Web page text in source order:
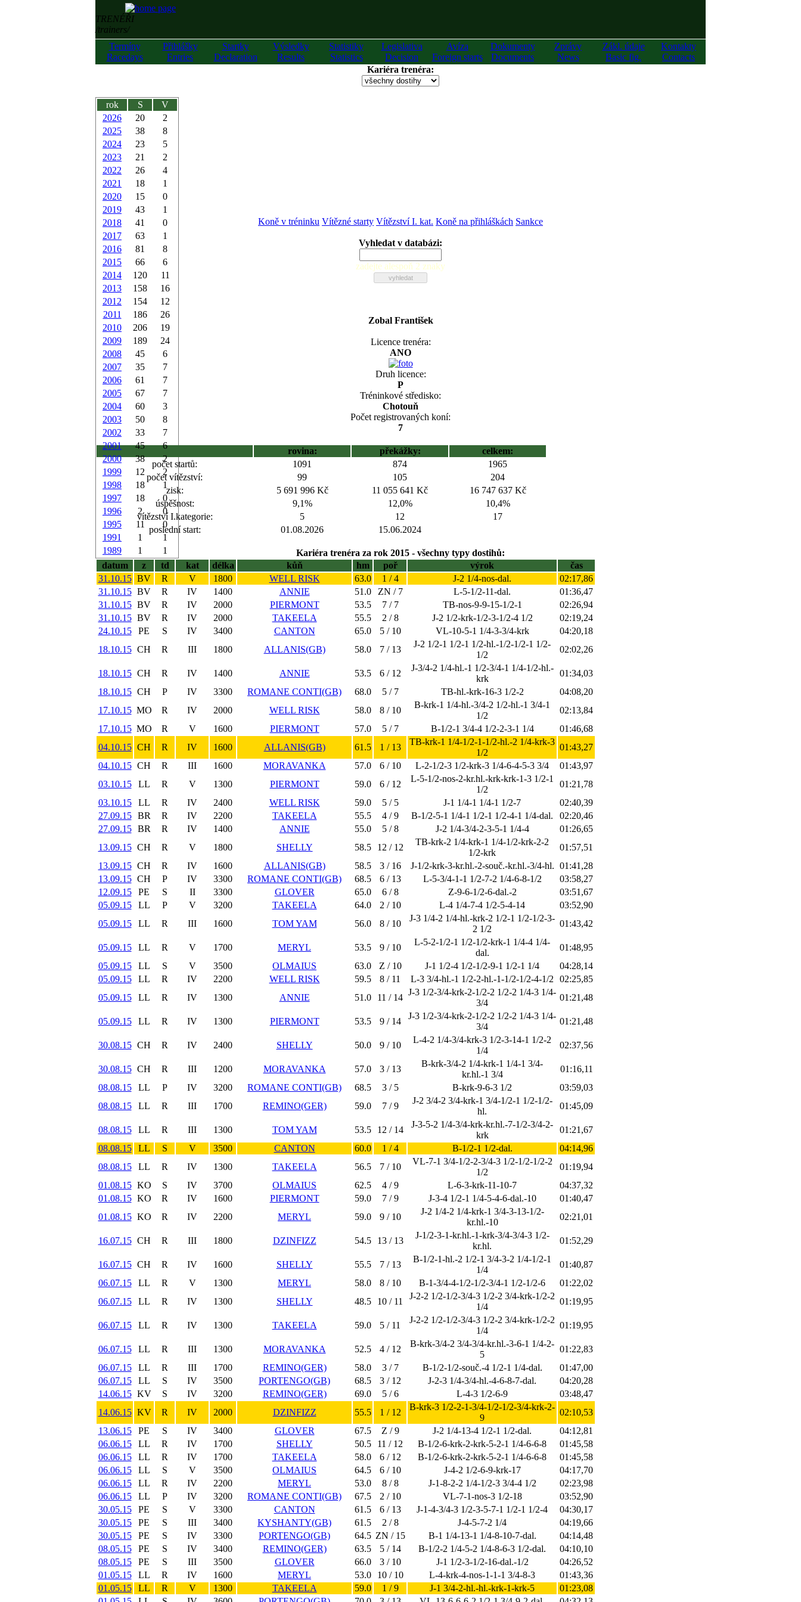
TRENÉŘI
/trainers/
Termíny
Racedays
Přihlášky
Entries
Startky
Declaration
Výsledky
Results
Statistiky
Statistics
Legislativa
Decision
Avíza
Foreign starts
Dokumenty
Documents
Zprávy
News
Zákl. údaje
Basic fig.
Kontakty
Contacts
Kariéra trenéra:
rok S
V
2026
20
2
2025
38
8
2024
23
5
2023
21
2
2022
26
4
2021
18
1
2020
15
0
2019
43
1
2018
41
0
2017
63
1
2016
81
8
2015
66
6
2014
120
11
2013
158
16
2012
154
12
2011
186
26
2010
206
19
2009
189
24
2008
45
6
2007
35
7
2006
61
7
2005
67
7
2004
60
3
2003
50
8
2002
33
7
2001
45
6
2000
38
2
1999
12
2
1998
18
1
1997
18
0
1996
2
0
1995
11
0
1991
1
1
1989
1 1
Koně v tréninku Vítězné starty Vítězství I. kat. Koně na přihláškách Sankce
Vyhledat v databázi:
zadejte alespoň 2 znaky
Zobal František
Licence trenéra:
ANO
Druh licence:
P
Tréninkové středisko:
Chotouň
Počet registrovaných koní:
7
rovina: překážky:
celkem:
počet startů:
1091 874
1965
počet vítězství:
99 105
204
zisk:
5 691 996 Kč 11 055 641 Kč
16 747 637 Kč
úspěšnost:
9,1% 12,0%
10,4%
vítězství I.kategorie:
5 12
17
poslední start:
01.08.2026 15.06.2024
Kariéra trenéra za rok 2015 - všechny typy dostihů:
datum
z td kat délka kůň hm poř výrok
čas
31.10.15 BV R V 1800 WELL RISK 63.0 1 / 4 J-2 1/4-nos-dal.
02:17,86
31.10.15 BV R IV 1400 ANNIE 51.0 ZN / 7 L-5-1/2-11-dal.
01:36,47
31.10.15 BV R IV 2000 PIERMONT 53.5 7 / 7 TB-nos-9-9-15-1/2-1
02:26,94
31.10.15 BV R IV 2000 TAKEELA 55.5 2 / 8 J-2 1/2-krk-1/2-3-1/2-4 1/2
02:19,24
24.10.15
PE S IV 3400 CANTON 65.0 5 / 10 VL-10-5-1 1/4-3-3/4-krk
04:20,18
18.10.15 CH R III 1800 ALLANIS(GB) 58.0 7 / 13
J-2 1/2-1 1/2-1 1/2-hl.-1/2-1/2-1 1/2-
1/2
02:02,26
18.10.15 CH R IV 1400 ANNIE 53.5 6 / 12
J-3/4-2 1/4-hl.-1 1/2-3/4-1 1/4-1/2-hl.-
krk
01:34,03
18.10.15 CH P IV 3300 ROMANE CONTI(GB) 68.0 5 / 7 TB-hl.-krk-16-3 1/2-2
04:08,20
17.10.15 MO R IV 2000 WELL RISK 58.0 8 / 10
B-krk-1 1/4-hl.-3/4-2 1/2-hl.-1 3/4-1
1/2
02:13,84
17.10.15 MO R V 1600 PIERMONT 57.0 5 / 7 B-1/2-1 3/4-4 1/2-2-3-1 1/4
01:46,68
04.10.15 CH R IV 1600 ALLANIS(GB) 61.5 1 / 13
TB-krk-1 1/4-1/2-1-1/2-hl.-2 1/4-krk-3
1/2
01:43,27
04.10.15 CH R III 1600 MORAVANKA 57.0 6 / 10 L-2-1/2-3 1/2-krk-3 1/4-6-4-5-3 3/4
01:43,97
03.10.15
LL R V 1300 PIERMONT 59.0 6 / 12
L-5-1/2-nos-2-kr.hl.-krk-krk-1-3 1/2-1
1/2
01:21,78
03.10.15
LL R IV 2400 WELL RISK 59.0 5 / 5 J-1 1/4-1 1/4-1 1/2-7
02:40,39
27.09.15
BR R IV 2200 TAKEELA 55.5 4 / 9 B-1/2-5-1 1/4-1 1/2-1 1/2-4-1 1/4-dal.
02:20,46
27.09.15
BR R IV 1400 ANNIE 55.0 5 / 8 J-2 1/4-3/4-2-3-5-1 1/4-4
01:26,65
13.09.15 CH R V 1800 SHELLY 58.5 12 / 12
TB-krk-2 1/4-krk-1 1/4-1/2-krk-2-2
1/2-krk
01:57,51
13.09.15 CH R IV 1600 ALLANIS(GB) 58.5 3 / 16 J-1/2-krk-3-kr.hl.-2-souč.-kr.hl.-3/4-hl. 01:41,28
13.09.15 CH P IV 3300 ROMANE CONTI(GB) 68.5 6 / 13 L-5-3/4-1-1 1/2-7-2 1/4-6-8-1/2
03:58,27
12.09.15
PE S II 3300 GLOVER 65.0 6 / 8 Z-9-6-1/2-6-dal.-2
03:51,67
05.09.15
LL P V 3200 TAKEELA 64.0 2 / 10 L-4 1/4-7-4 1/2-5-4-14
03:52,90
05.09.15
LL R III 1600 TOM YAM 56.0 8 / 10
J-3 1/4-2 1/4-hl.-krk-2 1/2-1 1/2-1/2-3-
2 1/2
01:43,42
05.09.15 LL R V 1700 MERYL 53.5 9 / 10
L-5-2-1/2-1 1/2-1/2-krk-1 1/4-4 1/4-
dal.
01:48,95
05.09.15
LL S V 3500 OLMAIUS 63.0 Z / 10 J-1 1/2-4 1/2-1/2-9-1 1/2-1 1/4
04:28,14
05.09.15
LL R IV 2200 WELL RISK 59.5 8 / 11 L-3 3/4-hl.-1 1/2-2-hl.-1-1/2-1/2-4-1/2
02:25,85
05.09.15
LL R IV 1300 ANNIE 51.0 11 / 14
J-3 1/2-3/4-krk-2-1/2-2 1/2-2 1/4-3 1/4-
3/4
01:21,48
05.09.15 LL R IV 1300 PIERMONT 53.5 9 / 14
J-3 1/2-3/4-krk-2-1/2-2 1/2-2 1/4-3 1/4-
3/4
01:21,48
30.08.15 CH R IV 2400 SHELLY 50.0 9 / 10
L-4-2 1/4-3/4-krk-3 1/2-3-14-1 1/2-2
1/4
02:37,56
30.08.15 CH R III 1200 MORAVANKA 57.0 3 / 13
B-krk-3/4-2 1/4-krk-1 1/4-1 3/4-
kr.hl.-1 3/4
01:16,11
08.08.15
LL P IV 3200 ROMANE CONTI(GB) 68.5 3 / 5 B-krk-9-6-3 1/2
03:59,03
08.08.15
LL R III 1700 REMINO(GER) 59.0 7 / 9
J-2 3/4-2 3/4-krk-1 3/4-1/2-1 1/2-1/2-
hl.
01:45,09
08.08.15 LL R III 1300 TOM YAM 53.5 12 / 14
J-3-5-2 1/4-3/4-krk-kr.hl.-7-1/2-3/4-2-
krk
01:21,67
08.08.15
LL S V 3500 CANTON 60.0 1 / 4 B-1/2-1 1/2-dal.
04:14,96
08.08.15
LL R IV 1300 TAKEELA 56.5 7 / 10
VL-7-1 3/4-1/2-2-3/4-3 1/2-1/2-1/2-2
1/2
01:19,94
01.08.15 KO S IV 3700 OLMAIUS 62.5 4 / 9 L-6-3-krk-11-10-7
04:37,32
01.08.15 KO R IV 1600 PIERMONT 59.0 7 / 9 J-3-4 1/2-1 1/4-5-4-6-dal.-10
01:40,47
01.08.15 KO R IV 2200 MERYL 59.0 9 / 10
J-2 1/4-2 1/4-krk-1 3/4-3-13-1/2-
kr.hl.-10
02:21,01
16.07.15 CH R III 1800 DZINFIZZ 54.5 13 / 13
J-1/2-3-1-kr.hl.-1-krk-3/4-3/4-3 1/2-
kr.hl.
01:52,29
16.07.15 CH R IV 1600 SHELLY 55.5 7 / 13
B-1/2-1-hl.-2 1/2-1 3/4-3-2 1/4-1/2-1
1/4
01:40,87
06.07.15
LL R V 1300 MERYL 58.0 8 / 10 B-1-3/4-4-1/2-1/2-3/4-1 1/2-1/2-6
01:22,02
06.07.15
LL R IV 1300 SHELLY 48.5 10 / 11
J-2-2 1/2-1/2-3/4-3 1/2-2 3/4-krk-1/2-2
1/4
01:19,95
06.07.15 LL R IV 1300 TAKEELA 59.0 5 / 11
J-2-2 1/2-1/2-3/4-3 1/2-2 3/4-krk-1/2-2
1/4
01:19,95
06.07.15 LL R III 1300 MORAVANKA 52.5 4 / 12
B-krk-3/4-2 3/4-3/4-kr.hl.-3-6-1 1/4-2-
5
01:22,83
06.07.15
LL R III 1700 REMINO(GER) 58.0 3 / 7 B-1/2-1/2-souč.-4 1/2-1 1/4-dal.
01:47,00
06.07.15
LL S IV 3500 PORTENGO(GB) 68.5 3 / 12 J-2-3 1/4-3/4-hl.-4-6-8-7-dal.
04:20,28
14.06.15 KV S IV 3200 REMINO(GER) 69.0 5 / 6 L-4-3 1/2-6-9
03:48,47
14.06.15 KV R IV 2000 DZINFIZZ 55.5 1 / 12
B-krk-3 1/2-2-1-3/4-1/2-1/2-3/4-krk-2-
9
02:10,53
13.06.15
PE S IV 3400 GLOVER 67.5 Z / 9 J-2 1/4-13-4 1/2-1 1/2-dal.
04:12,81
06.06.15
LL R IV 1700 SHELLY 50.5 11 / 12 B-1/2-6-krk-2-krk-5-2-1 1/4-6-6-8
01:45,58
06.06.15
LL R IV 1700 TAKEELA 58.0 6 / 12 B-1/2-6-krk-2-krk-5-2-1 1/4-6-6-8
01:45,58
06.06.15
LL S V 3500 OLMAIUS 64.5 6 / 10 J-4-2 1/2-6-9-krk-17
04:17,70
06.06.15
LL R IV 2200 MERYL 53.0 8 / 8 J-1-8-2-2 1/4-1/2-3 3/4-4 1/2
02:23,98
06.06.15
LL P IV 3200 ROMANE CONTI(GB) 67.5 2 / 10 VL-7-1-nos-3 1/2-18
03:52,90
30.05.15
PE S V 3300 CANTON 61.5 6 / 13 J-1-4-3/4-3 1/2-3-5-7-1 1/2-1 1/2-4
04:30,17
30.05.15
PE S III 3400 KYSHANTY(GB) 61.5 2 / 8 J-4-5-7-2 1/4
04:19,66
30.05.15
PE S IV 3300 PORTENGO(GB) 64.5 ZN / 15 B-1 1/4-13-1 1/4-8-10-7-dal.
04:14,48
08.05.15
PE S IV 3400 REMINO(GER) 63.5 5 / 14 B-1/2-2 1/4-5-2 1/4-8-6-3 1/2-dal.
04:10,10
08.05.15
PE S III 3500 GLOVER 66.0 3 / 10 J-1 1/2-3-1/2-16-dal.-1/2
04:26,52
01.05.15
LL R IV 1600 MERYL 53.0 10 / 10 L-4-krk-4-nos-1-1-1 3/4-8-3
01:43,36
01.05.15
LL R V 1300 TAKEELA 59.0 1 / 9 J-1 3/4-2-hl.-hl.-krk-1-krk-5
01:23,08